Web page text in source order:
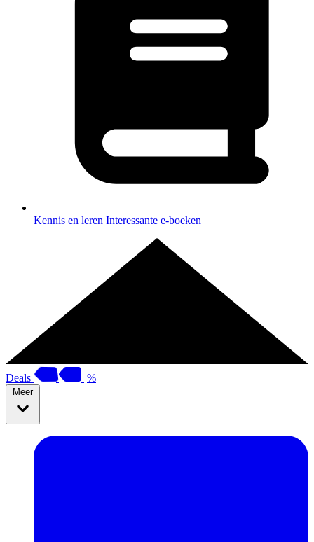
Kennis en leren Interessante e-boeken
Deals %
Meer